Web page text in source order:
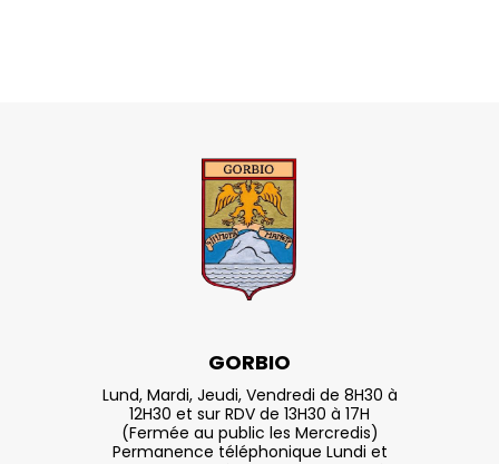
GORBIO
Lund, Mardi, Jeudi, Vendredi de 8H30 à
12H30 et sur RDV de 13H30 à 17H
(Fermée au public les Mercredis)
Permanence téléphonique Lundi et